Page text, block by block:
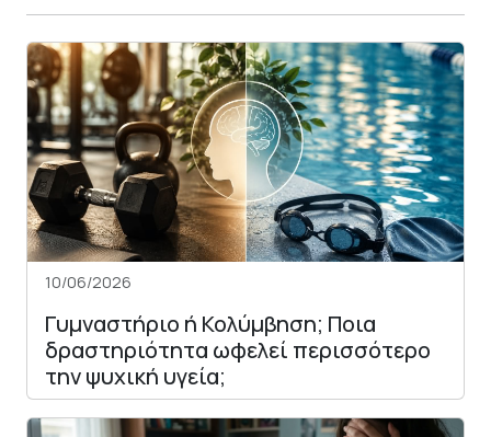
10/06/2026
Γυμναστήριο ή Κολύμβηση; Ποια
δραστηριότητα ωφελεί περισσότερο
την ψυχική υγεία;